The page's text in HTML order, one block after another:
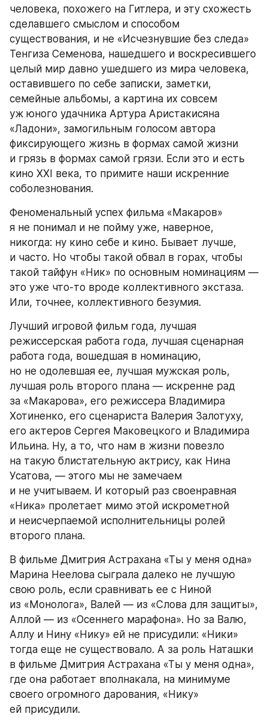
человека, похожего на Гитлера, и эту схожесть
сделавшего смыслом и способом
существования, и не «Исчезнувшие без следа»
Тенгиза Семенова, нашедшего и воскресившего
целый мир давно ушедшего из мира человека,
оставившего по себе записки, заметки,
семейные альбомы, а картина их совсем
уж юного удачника Артура Аристакисяна
«Ладони», замогильным голосом автора
фиксирующего жизнь в формах самой жизни
и грязь в формах самой грязи. Если это и есть
кино XXI века, то примите наши искренние
соболезнования.
Феноменальный успех фильма «Макаров»
я не понимал и не пойму уже, наверное,
никогда: ну кино себе и кино. Бывает лучше,
и часто. Но чтобы такой обвал в горах, чтобы
такой тайфун «Ник» по основным номинациям —
это уже что-то вроде коллективного экстаза.
Или, точнее, коллективного безумия.
Лучший игровой фильм года, лучшая
режиссерская работа года, лучшая сценарная
работа года, вошедшая в номинацию,
но не одолевшая ее, лучшая мужская роль,
лучшая роль второго плана — искренне рад
за «Макарова», его режиссера Владимира
Хотиненко, его сценариста Валерия Залотуху,
его актеров Сергея Маковецкого и Владимира
Ильина. Ну, а то, что нам в жизни повезло
на такую блистательную актрису, как Нина
Усатова, — этого мы не замечаем
и не учитываем. И который раз своенравная
«Ника» пролетает мимо этой искрометной
и неисчерпаемой исполнительницы ролей
второго плана.
В фильме Дмитрия Астрахана «Ты у меня одна»
Марина Неелова сыграла далеко не лучшую
свою роль, если сравнивать ее с Ниной
из «Монолога», Валей — из «Слова для защиты»,
Аллой — из «Осеннего марафона». Но за Валю,
Аллу и Нину «Нику» ей не присудили: «Ники»
тогда еще не существовало. А за роль Наташки
в фильме Дмитрия Астрахана «Ты у меня одна»,
где она работает вполнакала, на минимуме
своего огромного дарования, «Нику»
ей присудили.